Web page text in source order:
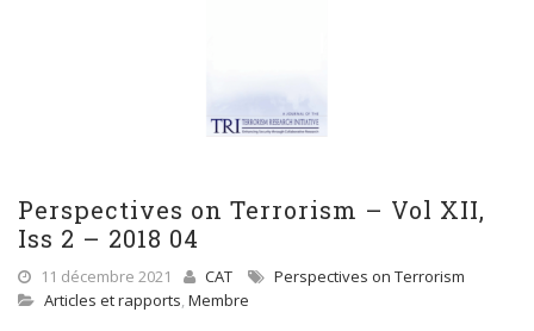
Perspectives on Terrorism – Vol XII,
Iss 2 – 2018 04
11 décembre 2021 CAT
Perspectives on Terrorism
Articles et rapports, Membre